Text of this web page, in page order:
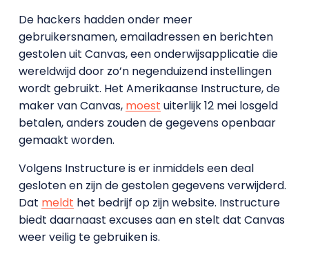
De hackers hadden onder meer
gebruikersnamen, emailadressen en berichten
gestolen uit Canvas, een onderwijsapplicatie die
wereldwijd door zo’n negenduizend instellingen
wordt gebruikt. Het Amerikaanse Instructure, de
maker van Canvas, moest uiterlijk 12 mei losgeld
betalen, anders zouden de gegevens openbaar
gemaakt worden.
Volgens Instructure is er inmiddels een deal
gesloten en zijn de gestolen gegevens verwijderd.
Dat meldt het bedrijf op zijn website. Instructure
biedt daarnaast excuses aan en stelt dat Canvas
weer veilig te gebruiken is.